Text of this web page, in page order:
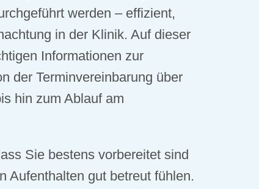
werden – effizient,
in der Klinik. Auf dieser
Informationen zur
der Terminvereinbarung über
hin zum Ablauf am
Sie bestens vorbereitet sind
Aufenthalten gut betreut fühlen.